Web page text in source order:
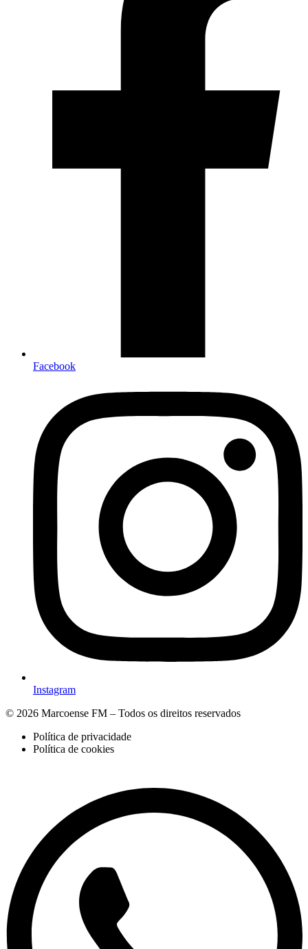
Facebook
Instagram
© 2026 Marcoense FM – Todos os direitos reservados
Política de privacidade
Política de cookies